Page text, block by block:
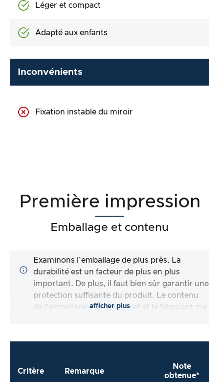
Léger et compact
Adapté aux enfants
Inconvénients
Fixation instable du miroir
Première impression
Emballage et contenu
Examinons l’emballage de plus près. La
durabilité est un facteur de plus en plus
important. De plus, il faut bien sûr garantir une
protection suffisante du produit. Le contenu
de l’emballage est-il complet et le fabricant me
afficher plus
Critère Remarque
Note
obtenue*